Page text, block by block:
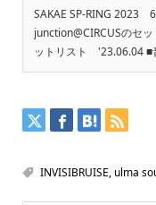
SAKAE SP-RING 2023
junction@CIRCUSのセ
ットリスト '23.06.04 ■
INVISIBRUISE, ulma